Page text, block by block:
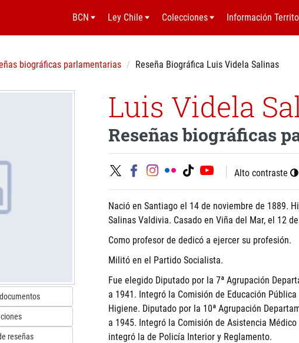
BCN Ley Chile Colecciones Información
biográficas parlamentarias Reseña Biográfica Luis Videla Salinas
reseñas
Luis Videla
Reseñas biográficas
Alto contraste
Nació en Santiago el 14 de noviembre de 1889.
Salinas Valdivia. Casado en Viña del Mar, el 12
Como profesor de dedicó a ejercer su profesión.
Militó en el Partido Socialista.
Fue elegido Diputado por la 7ª Agrupación
a 1941. Integró la Comisión de Educación
Higiene. Diputado por la 10ª Agrupación
a 1945. Integró la Comisión de Asistencia
integró la de Policía Interior y Reglamento.